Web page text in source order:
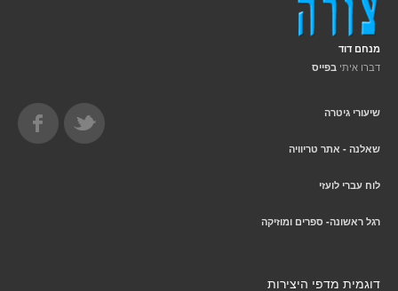
מנחם דוד
דברו איתי בפייס
שיעורי גיטרה
שאלנה - אתר טריוויה
לוח עברי לועזי
רגל ראשונה- ספרים ומוזיקה
דוגמית מדפי היצירות